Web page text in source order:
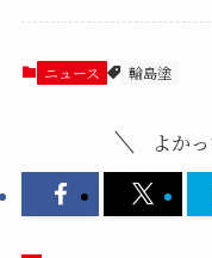
ニュース 輪島塗
よか